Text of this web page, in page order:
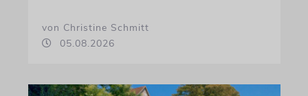
von Christine Schmitt
05.08.2026